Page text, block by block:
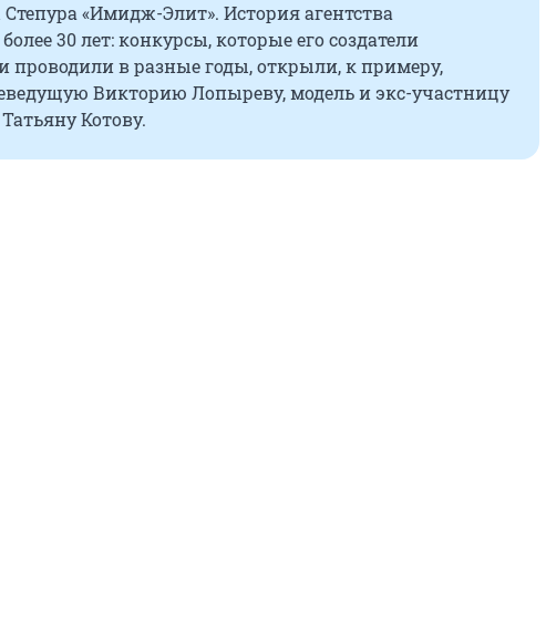
«Имидж-Элит». История агентства
30 лет: конкурсы, которые его создатели
проводили в разные годы, открыли, к примеру,
Викторию Лопыреву, модель и экс-участницу
Котову.